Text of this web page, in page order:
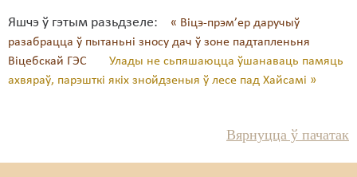
Яшчэ ў гэтым разьдзеле:
« Віцэ-прэм’ер даручыў
разабрацца ў пытаньні зносу дач ў зоне падтапленьня
Віцебскай ГЭС
Улады не сьпяшаюцца ўшанаваць памяць
ахвяраў, парэшткі якіх знойдзеныя ў лесе пад Хайсамі »
Вярнуцца ў пачатак